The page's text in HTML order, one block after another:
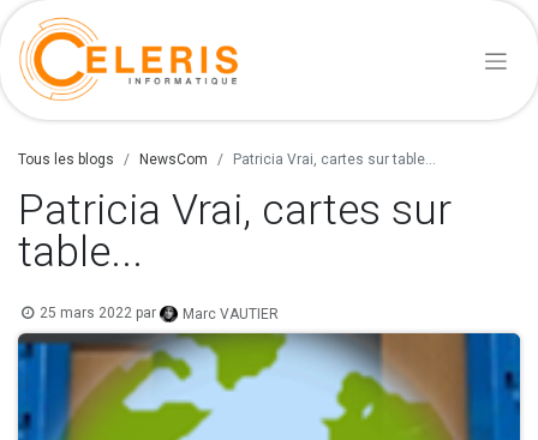
Tous les blogs NewsCom Patricia Vrai, cartes sur table...
Patricia Vrai, cartes sur
table...
25 mars 2022 par Marc VAUTIER